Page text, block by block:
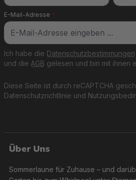
E-Mail-Adresse *
Diese Seite ist durch reCAPTCHA
Datenschutzrichtlinie und
Ich habe die Datenschutzbestimmungen
und die AGB gelesen und bin mit ihnen
Über Uns
Sommerlaune für Zuhause – und